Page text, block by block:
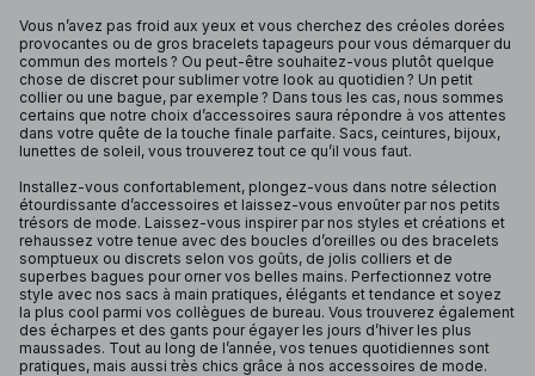
Vous n’avez pas froid aux yeux et vous cherchez des créoles dorées
provocantes ou de gros bracelets tapageurs pour vous démarquer du
commun des mortels ? Ou peut-être souhaitez-vous plutôt quelque
chose de discret pour sublimer votre look au quotidien ? Un petit
collier ou une bague, par exemple ? Dans tous les cas, nous sommes
certains que notre choix d’accessoires saura répondre à vos attentes
dans votre quête de la touche finale parfaite. Sacs, ceintures, bijoux,
lunettes de soleil, vous trouverez tout ce qu’il vous faut.
Installez-vous confortablement, plongez-vous dans notre sélection
étourdissante d’accessoires et laissez-vous envoûter par nos petits
trésors de mode. Laissez-vous inspirer par nos styles et créations et
rehaussez votre tenue avec des boucles d’oreilles ou des bracelets
somptueux ou discrets selon vos goûts, de jolis colliers et de
superbes bagues pour orner vos belles mains. Perfectionnez votre
style avec nos sacs à main pratiques, élégants et tendance et soyez
la plus cool parmi vos collègues de bureau. Vous trouverez également
des écharpes et des gants pour égayer les jours d’hiver les plus
maussades. Tout au long de l’année, vos tenues quotidiennes sont
pratiques, mais aussi très chics grâce à nos accessoires de mode.